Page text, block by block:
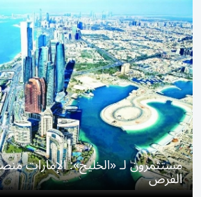
مستثمرون لـ «الخليج»: الإمارات
الفرص